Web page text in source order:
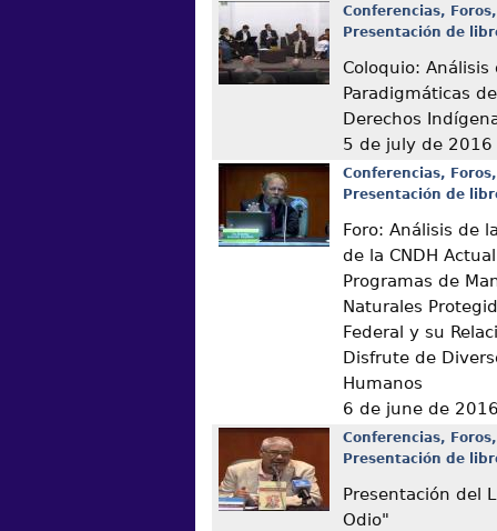
Conferencias,
Presentación de
Coloquio: Análisis
Paradigmáticas
Derechos
5 de july de 2016
Conferencias,
Presentación de
Foro: Análisis de
de la CNDH
Programas de
Naturales
Federal y su
Disfrute de
Humanos
6 de june de
Conferencias,
Presentación de
Presentación del
Odio"